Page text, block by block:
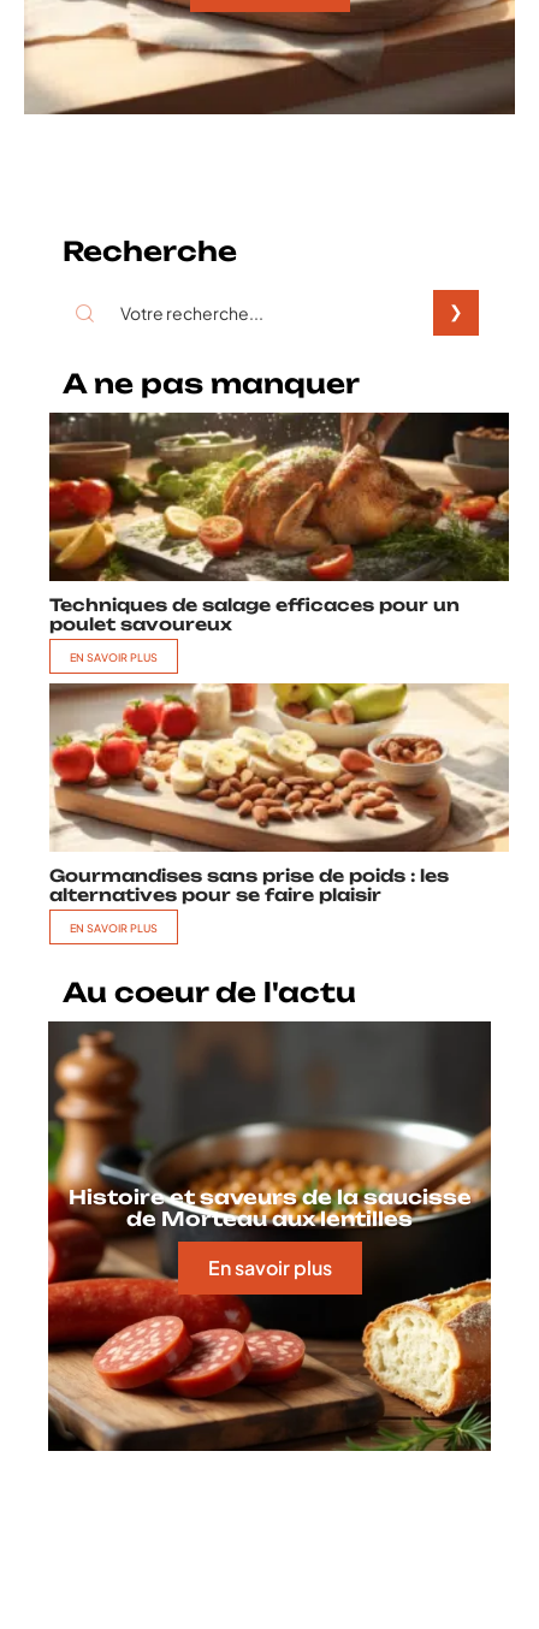
Recherche
A ne pas manquer
Techniques de salage efficaces pour un
poulet savoureux
EN SAVOIR PLUS
Gourmandises sans prise de poids : les
alternatives pour se faire plaisir
EN SAVOIR PLUS
Au coeur de l'actu
Histoire et saveurs de la saucisse
de Morteau aux lentilles
En savoir plus